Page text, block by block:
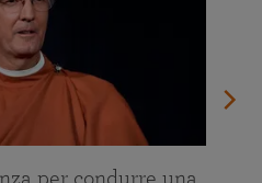
per condurre una